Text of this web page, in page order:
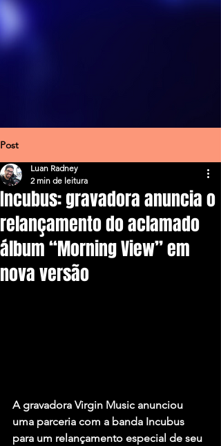
Post
Incubus: gravadora anuncia o
relançamento do aclamado
álbum “Morning View” em
nova versão
Luan Radney
2 min de leitura
A gravadora Virgin Music anunciou
uma parceria com a banda Incubus
para um relançamento especial de seu